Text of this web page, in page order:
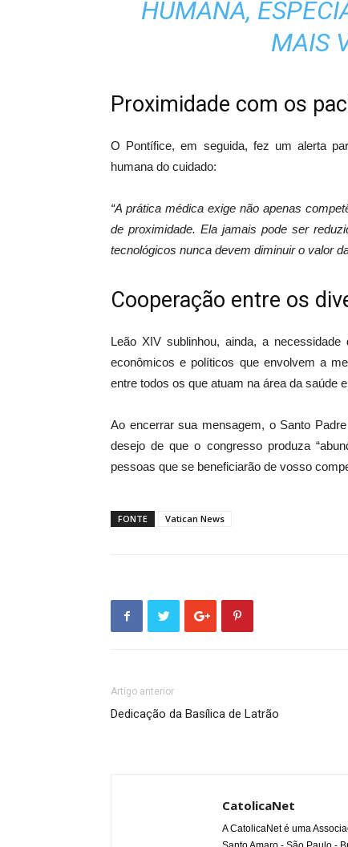
HUMANA,
MAIS
Proximidade com os
O Pontífice, em seguida, fez um alerta
humana do cuidado:
“A prática médica exige não apenas
de proximidade. Ela jamais pode ser
tecnológicos nunca devem diminuir o valor
Cooperação entre os
Leão XIV sublinhou, ainda, a
econômicos e políticos que envolvem a
entre todos os que atuam na área da saúde
Ao encerrar sua mensagem, o Santo
desejo de que o congresso produza
pessoas que se beneficiarão de vosso
FONTE Vatican News
Artigo anterior
Dedicação da Basílica de Latrão
CatolicaNet
A CatolicaNet é uma